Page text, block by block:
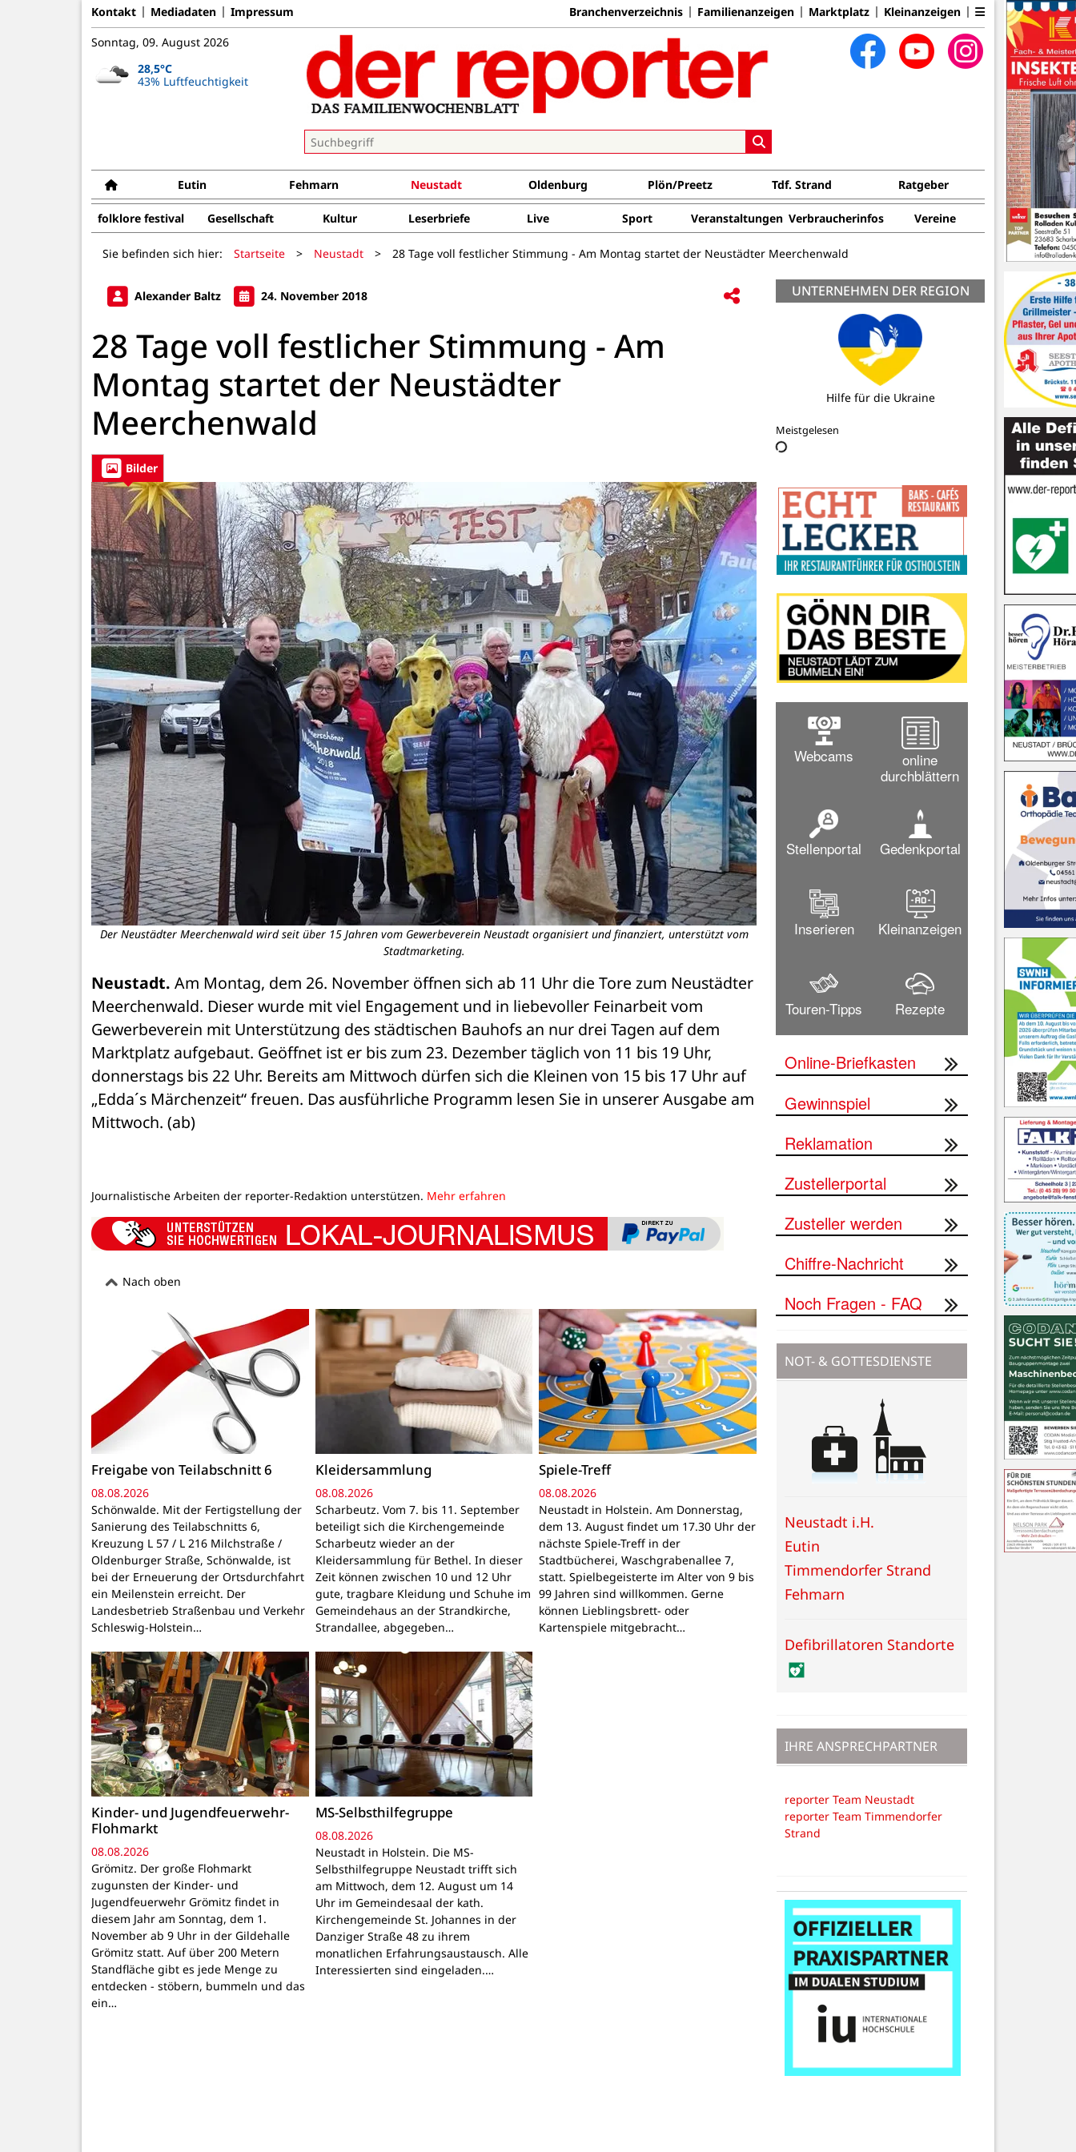
Kontakt Mediadaten Impressum Branchenverzeichnis Familienanzeigen Marktplatz Kleinanzeigen
Sonntag, 09. August 2026
28,5°C
43% Luftfeuchtigkeit
Eutin Fehmarn Neustadt Oldenburg Plön/Preetz Tdf. Strand Ratgeber
folklore festival Gesellschaft Kultur Leserbriefe Live Sport Veranstaltungen Verbraucherinfos Vereine
Sie befinden sich hier: Startseite > Neustadt > 28 Tage voll festlicher Stimmung - Am Montag startet der Neustädter Meerchenwald
Alexander Baltz 24. November 2018
28 Tage voll festlicher Stimmung - Am
Montag startet der Neustädter
Meerchenwald
Bilder
Der Neustädter Meerchenwald wird seit über 15 Jahren vom Gewerbeverein Neustadt organisiert und finanziert, unterstützt vom
Stadtmarketing.
Neustadt. Am Montag, dem 26. November öffnen sich ab 11 Uhr die Tore zum Neustädter
Meerchenwald. Dieser wurde mit viel Engagement und in liebevoller Feinarbeit vom
Gewerbeverein mit Unterstützung des städtischen Bauhofs an nur drei Tagen auf dem
Marktplatz aufgebaut. Geöffnet ist er bis zum 23. Dezember täglich von 11 bis 19 Uhr,
donnerstags bis 22 Uhr. Bereits am Mittwoch dürfen sich die Kleinen von 15 bis 17 Uhr auf
„Edda´s Märchenzeit“ freuen. Das ausführliche Programm lesen Sie in unserer Ausgabe am
Mittwoch. (ab)
Journalistische Arbeiten der reporter-Redaktion unterstützen. Mehr erfahren
Nach oben
Freigabe von Teilabschnitt 6
08.08.2026
Schönwalde. Mit der Fertigstellung der
Sanierung des Teilabschnitts 6,
Kreuzung L 57 / L 216 Milchstraße /
Oldenburger Straße, Schönwalde, ist
bei der Erneuerung der Ortsdurchfahrt
ein Meilenstein erreicht. Der
Landesbetrieb Straßenbau und Verkehr
Schleswig-Holstein…
Kleidersammlung
08.08.2026
Scharbeutz. Vom 7. bis 11. September
beteiligt sich die Kirchengemeinde
Scharbeutz wieder an der
Kleidersammlung für Bethel. In dieser
Zeit können zwischen 10 und 12 Uhr
gute, tragbare Kleidung und Schuhe im
Gemeindehaus an der Strandkirche,
Strandallee, abgegeben…
Spiele-Treff
08.08.2026
Neustadt in Holstein. Am Donnerstag,
dem 13. August findet um 17.30 Uhr der
nächste Spiele-Treff in der
Stadtbücherei, Waschgrabenallee 7,
statt. Spielbegeisterte im Alter von 9 bis
99 Jahren sind willkommen. Gerne
können Lieblingsbrett- oder
Kartenspiele mitgebracht…
Kinder- und Jugendfeuerwehr-
Flohmarkt
08.08.2026
Grömitz. Der große Flohmarkt
zugunsten der Kinder- und
Jugendfeuerwehr Grömitz findet in
diesem Jahr am Sonntag, dem 1.
November ab 9 Uhr in der Gildehalle
Grömitz statt. Auf über 200 Metern
Standfläche gibt es jede Menge zu
entdecken - stöbern, bummeln und das
ein…
MS-Selbsthilfegruppe
08.08.2026
Neustadt in Holstein. Die MS-
Selbsthilfegruppe Neustadt trifft sich
am Mittwoch, dem 12. August um 14
Uhr im Gemeindesaal der kath.
Kirchengemeinde St. Johannes in der
Danziger Straße 48 zu ihrem
monatlichen Erfahrungsaustausch. Alle
Interessierten sind eingeladen.…
UNTERNEHMEN DER REGION
DRK Ortsverein Grube
Meistgelesen
Webcams
online
durchblättern
Stellenportal Gedenkportal
Inserieren Kleinanzeigen
Touren-Tipps Rezepte
Online-Briefkasten
Gewinnspiel
Reklamation
Zustellerportal
Zusteller werden
Chiffre-Nachricht
Noch Fragen - FAQ
NOT- & GOTTESDIENSTE
Neustadt i.H.
Eutin
Timmendorfer Strand
Fehmarn
Defibrillatoren Standorte
IHRE ANSPRECHPARTNER
reporter Team Neustadt
reporter Team Timmendorfer
Strand